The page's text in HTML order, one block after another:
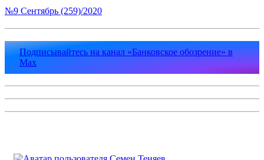
№9 Сентябрь (259)/2020
Подписывайтесь на канал «Банковское обозрение» в
Max